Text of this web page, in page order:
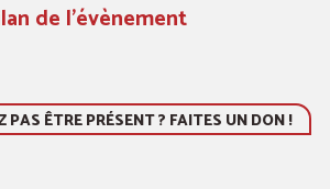
de l'évènement
PAS ÊTRE PRÉSENT ? FAITES UN DON !